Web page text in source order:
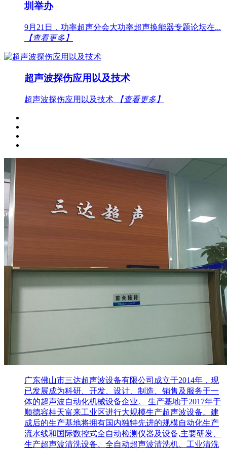
圳举办
9月21日，功率超声分会大功率超声换能器专题论坛在...
【查看更多】
超声波探伤应用以及技术
超声波探伤应用以及技术 【查看更多】
广东佛山市三达超声波设备有限公司成立于2014年，现
已发展成为科研、开发、设计、制造、销售及服务于一
体的超声波自动化机械设备企业。 生产基地于2017年于
顺德容桂天富来工业区进行大规模生产超声波设备。建
成后的生产基地将拥有国内独特先进的规模自动化生产
流水线和国际数控式全自动检测仪器及设备,主要研发、
生产超声波清洗设备、全自动超声波清洗机、工业清洗